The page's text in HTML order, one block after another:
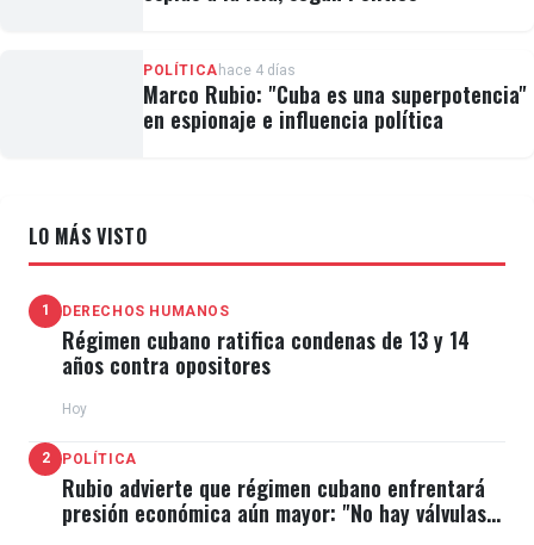
POLÍTICA hace 4 días
Marco Rubio: "Cuba es una superpotencia"
en espionaje e influencia política
LO MÁS VISTO
1 DERECHOS HUMANOS
Régimen cubano ratifica condenas de 13 y 14
años contra opositores
Hoy
2 POLÍTICA
Rubio advierte que régimen cubano enfrentará
presión económica aún mayor: "No hay válvulas